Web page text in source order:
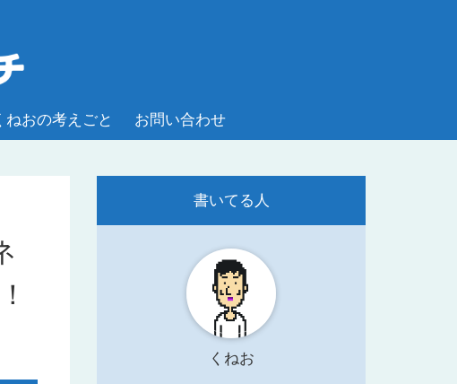
ねおの考えごと お問い合わせ
書いてる人
くねお